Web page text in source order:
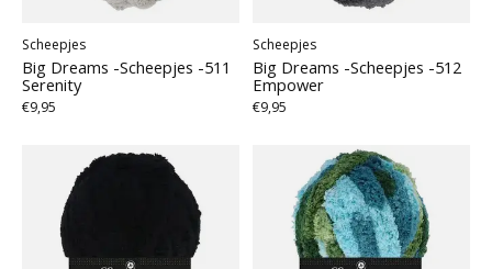
Scheepjes
Big Dreams -Scheepjes -511
Serenity
€9,95
Scheepjes
Big Dreams -Scheepjes -512
Empower
€9,95